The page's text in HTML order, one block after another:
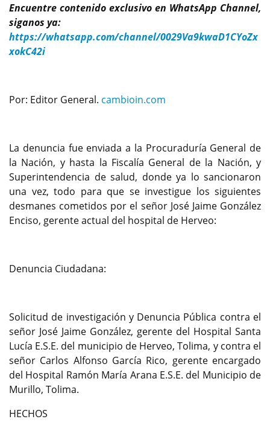
Encuentre contenido exclusivo en WhatsApp Channel,
siganos ya:
https://whatsapp.com/channel/0029Va9kwaD1CYoZx
xokC42i
Por: Editor General. cambioin.com
La denuncia fue enviada a la Procuraduría General de
la Nación, y hasta la Fiscalía General de la Nación, y
Superintendencia de salud, donde ya lo sancionaron
una vez, todo para que se investigue los siguientes
desmanes cometidos por el señor José Jaime González
Enciso, gerente actual del hospital de Herveo:
Denuncia Ciudadana:
Solicitud de investigación y Denuncia Pública contra el
señor José Jaime González, gerente del Hospital Santa
Lucía E.S.E. del municipio de Herveo, Tolima, y contra el
señor Carlos Alfonso García Rico, gerente encargado
del Hospital Ramón María Arana E.S.E. del Municipio de
Murillo, Tolima.
HECHOS